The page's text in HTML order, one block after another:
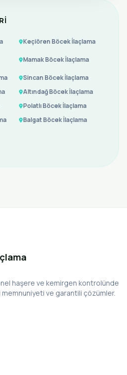
Keçiören Böcek İlaçlama
Mamak Böcek İlaçlama
Sincan Böcek İlaçlama
Altındağ Böcek İlaçlama
Polatlı Böcek İlaçlama
Balgat Böcek İlaçlama
haşere ve kemirgen kontrolünde
memnuniyeti ve garantili çözümler.